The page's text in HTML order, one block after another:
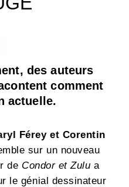
des auteurs
comment
actuelle.
Férey et Corentin
sur un nouveau
de Condor et Zulu a
le génial dessinateur